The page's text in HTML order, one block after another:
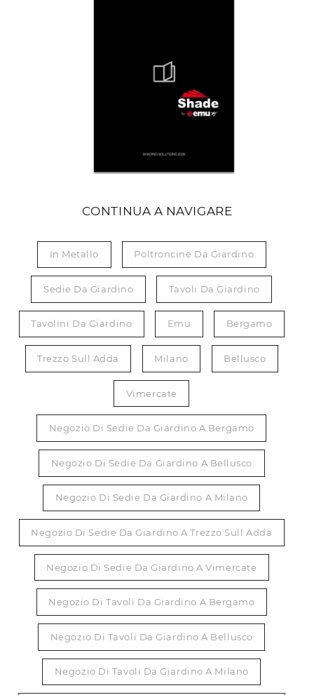
CONTINUA A NAVIGARE
In Metallo Poltroncine Da Giardino
Sedie Da Giardino Tavoli Da Giardino
Tavolini Da Giardino Emu Bergamo
Trezzo Sull Adda Milano Bellusco
Vimercate
Negozio Di Sedie Da Giardino A Bergamo
Negozio Di Sedie Da Giardino A Bellusco
Negozio Di Sedie Da Giardino A Milano
Negozio Di Sedie Da Giardino A Trezzo Sull Adda
Negozio Di Sedie Da Giardino A Vimercate
Negozio Di Tavoli Da Giardino A Bergamo
Negozio Di Tavoli Da Giardino A Bellusco
Negozio Di Tavoli Da Giardino A Milano